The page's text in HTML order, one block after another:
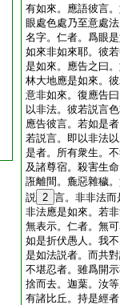
有如來。應語彼言
眼處色處乃至意處
名字。仁者。爲眼
如來非如來耶。彼
是如來。應告之曰
林大地應是如來。
意非如來。復應告
以非法。彼若説言
應告彼言。若如是
若説言。即以非法
是者。所有衆生。
及諸尊宿。殺害生
誑離間。麁惡雜穢
説 2 言。非非法而
非法應是如來。若
無表示。仁者。無
如是折伏愚人。我
是如法説者。而共
不堪忍者。雖爲開
捨而去。迦葉。汝
有諸比丘。持是經